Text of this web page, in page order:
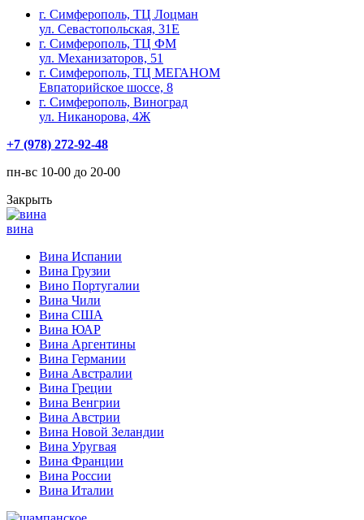
г. Симферополь, ТЦ Лоцман
ул. Севастопольская, 31Е
г. Симферополь, ТЦ ФМ
ул. Механизаторов, 51
г. Симферополь, ТЦ МЕГАНОМ
Евпаторийское шоссе, 8
г. Симферополь, Виноград
ул. Никанорова, 4Ж
+7 (978) 272-92-48
пн-вс 10-00 до 20-00
Закрыть
вина
Вина Испании
Вина Грузии
Вино Португалии
Вина Чили
Вина США
Вина ЮАР
Вина Аргентины
Вина Германии
Вина Австралии
Вина Греции
Вина Венгрии
Вина Австрии
Вина Новой Зеландии
Вина Уругвая
Вина Франции
Вина России
Вина Италии